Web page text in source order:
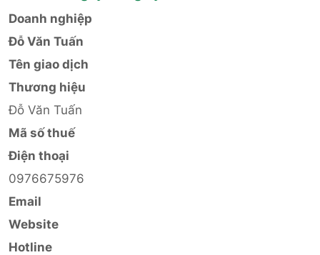
Doanh nghiệp
Đỗ Văn Tuấn
Tên giao dịch
Thương hiệu
Đỗ Văn Tuấn
Mã số thuế
Điện thoại
0976675976
Email
Website
Hotline